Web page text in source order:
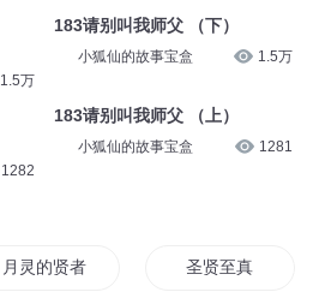
1.5万
1282
183请别叫我师父 （下）
小狐仙的故事宝盒 1.5万
183请别叫我师父 （上）
小狐仙的故事宝盒 1281
月灵的贤者 圣贤至真